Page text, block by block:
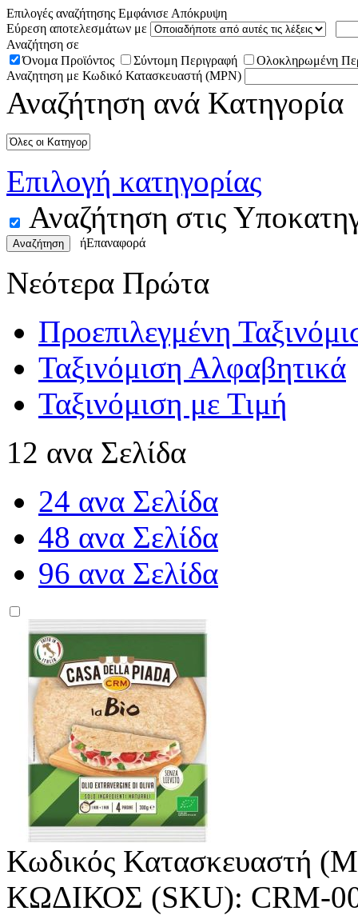
Επιλογές αναζήτησης Εμφάνισε Απόκρυψη
Εύρεση αποτελεσμάτων με
Αναζήτηση σε
Όνομα Προϊόντος
Σύντομη Περιγραφή
Ολοκληρωμένη
Αναζητηση με Κωδικό Κατασκευαστή (MPN)
Αναζήτηση ανά Κατηγορία
Επιλογή κατηγορίας
Αναζήτηση στις
Αναζήτηση ήΕπαναφορά
Νεότερα Πρώτα
Προεπιλεγμένη
Ταξινόμιση Αλφαβητικά
Ταξινόμιση με Τιμή
12 ανα Σελίδα
24 ανα Σελίδα
48 ανα Σελίδα
96 ανα Σελίδα
Κωδικός Κατασκευαστή
ΚΩΔΙΚΟΣ (SKU): CRM-